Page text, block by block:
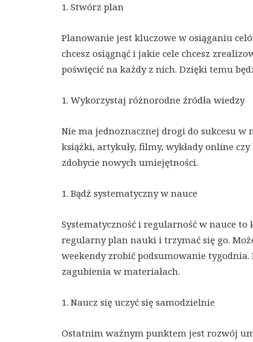
1. Stwórz plan
Planowanie jest kluczowe w osiąganiu
chcesz osiągnąć i jakie cele chcesz
poświęcić na każdy z nich. Dzięki temu
1. Wykorzystaj różnorodne źródła wiedzy
Nie ma jednoznacznej drogi do sukcesu
książki, artykuły, filmy, wykłady online
zdobycie nowych umiejętności.
1. Bądź systematyczny w nauce
Systematyczność i regularność w nauce
regularny plan nauki i trzymać się go.
weekendy zrobić podsumowanie
zagubienia w materiałach.
1. Naucz się uczyć się samodzielnie
Ostatnim ważnym punktem jest rozwój